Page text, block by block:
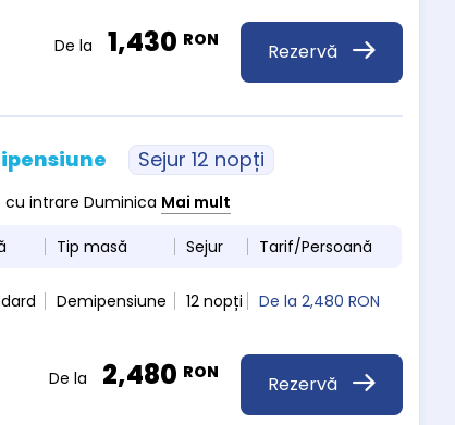
Rezervă
De la 1,430 RON
Sejur 12 nopți
cu intrare Duminica Mai mult
Tip masă Sejur
Tarif/Persoană
Demipensiune 12 nopți De la2,480 RON
Rezervă
De la 2,480 RON